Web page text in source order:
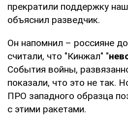
прекратили поддержку
объяснил разведчик.
Он напомнил – россияне
считали, что "Кинжал" "
События войны,
показали, что это не так.
ПРО западного образца
с этими ракетами.